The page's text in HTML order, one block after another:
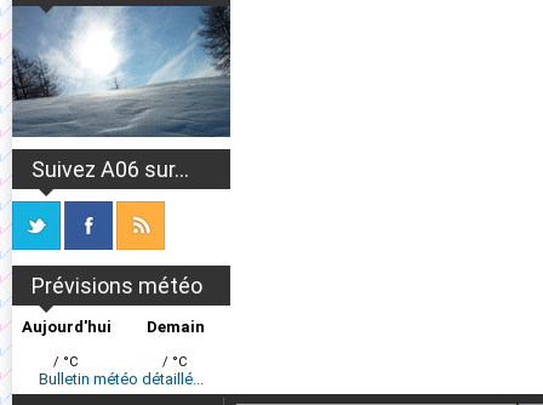
Suivez A06 sur...
Prévisions météo
Aujourd'hui
/ °C
Demain
/ °C
Bulletin météo détaillé...